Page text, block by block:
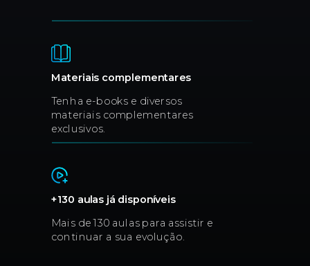
Tenha e-books e diversos
materiais complementares
exclusivos.
Materiais complementares
Mais de 130 aulas para assistir e
continuar a sua evolução.
+130 aulas já disponíveis